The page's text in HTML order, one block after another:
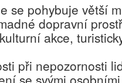
se pohybuje větší
dopravní
akce,
při nepozornosti
se svými